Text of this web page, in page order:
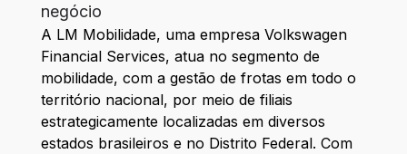
negócio
A LM Mobilidade, uma empresa Volkswagen
Financial Services, atua no segmento de
mobilidade, com a gestão de frotas em todo o
território nacional, por meio de filiais
estrategicamente localizadas em diversos
estados brasileiros e no Distrito Federal. Com